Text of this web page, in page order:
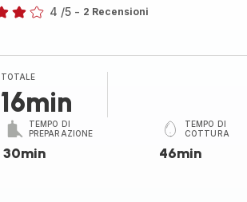
4 /5 - 2 Recensioni
TEMPO DI
PREPARAZIONE
30min
TEMPO DI
COTTURA
46min